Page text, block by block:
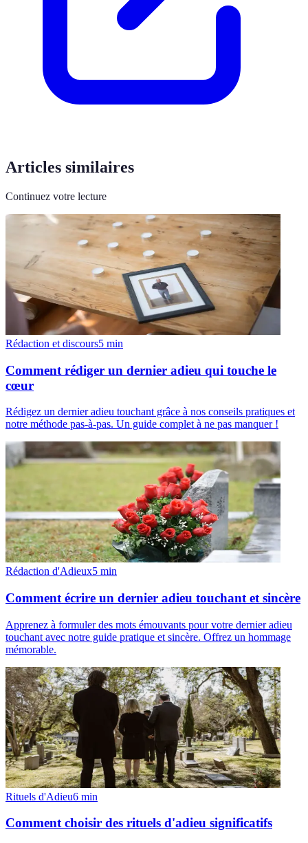
Articles similaires
Continuez votre lecture
Rédaction et discours5 min
Comment rédiger un dernier adieu qui touche le
cœur
Rédigez un dernier adieu touchant grâce à nos conseils pratiques et
notre méthode pas-à-pas. Un guide complet à ne pas manquer !
Rédaction d'Adieux5 min
Comment écrire un dernier adieu touchant et sincère
Apprenez à formuler des mots émouvants pour votre dernier adieu
touchant avec notre guide pratique et sincère. Offrez un hommage
mémorable.
Rituels d'Adieu6 min
Comment choisir des rituels d'adieu significatifs